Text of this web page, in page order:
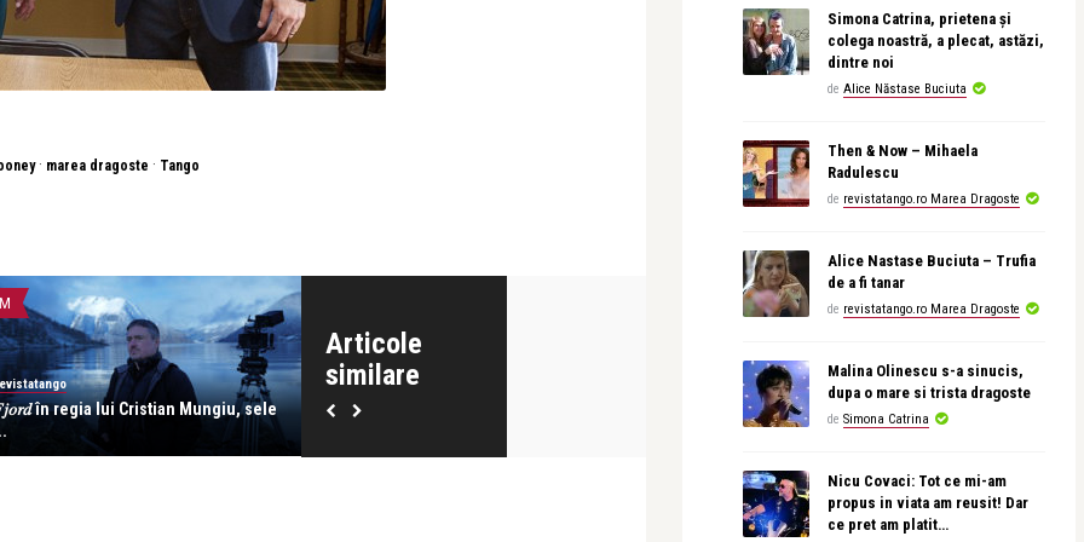
· marea dragoste · Tango
Articole
similare
în regia lui Cristian Mungiu, sele
revistatango
The Madison, cu Michelle Pfeiffer și
„Împăratul muștelor” este disponibil
pe HBO Max d ...
FILM
revistatango
Simona Catrina, prietena și
colega noastră, a plecat, astăzi,
dintre noi
de Alice Năstase Buciuta
Then & Now – Mihaela
Radulescu
de revistatango.ro Marea Dragoste
Alice Nastase Buciuta – Trufia
de a fi tanar
de revistatango.ro Marea Dragoste
Malina Olinescu s-a sinucis,
dupa o mare si trista dragoste
de Simona Catrina
Nicu Covaci: Tot ce mi-am
propus in viata am reusit! Dar
ce pret am platit…